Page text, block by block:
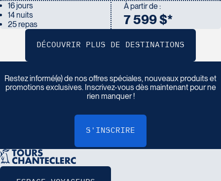
16 jours
14 nuits
25 repas
À partir de :
7 599 $*
Insc ivez vous à n o tre inf lettre
Restez informé(e) de nos offres spéciales, nouveaux produits et
promotions exclusives. Inscrivez-vous dès maintenant pour ne
rien manquer !